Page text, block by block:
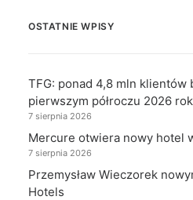
OSTATNIE WPISY
TFG: ponad 4,8 mln klientów
pierwszym półroczu 2026
7 sierpnia 2026
Mercure otwiera nowy hotel
7 sierpnia 2026
Przemysław Wieczorek
Hotels